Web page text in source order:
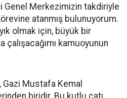
Genel Merkezimizin takdiriyle
atanmış bulunuyorum.
olmak için, büyük bir
çalışacağımı kamuoyunun
Mustafa Kemal
biridir. Bu kutlu çatı